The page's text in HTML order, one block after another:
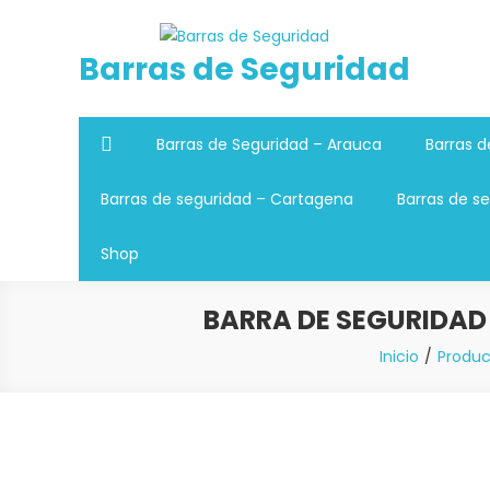
Barras de Seguridad
Barras de Seguridad – Arauca Barras
Barras de seguridad – Cartagena Barras de
Shop
BARRA DE
Inicio